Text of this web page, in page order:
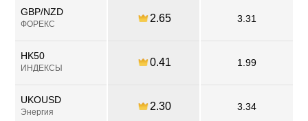
GBP/NZD
ФОРЕКС 2.65 3.31
HK50
ИНДЕКСЫ 0.41 1.99
UKOUSD
Энергия 2.30 3.34